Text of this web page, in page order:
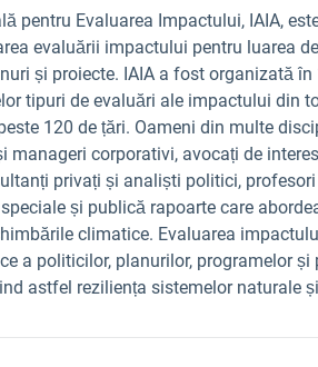
pentru Evaluarea Impactului, IAIA,
evaluării impactului pentru luarea
și proiecte. IAIA a fost organizată
tipuri de evaluări ale impactului din
120 de țări. Oameni din multe
manageri corporativi, avocați de
privați și analiști politici,
și publică rapoarte care
climatice. Evaluarea
a politicilor, planurilor, programelor
astfel reziliența sistemelor naturale